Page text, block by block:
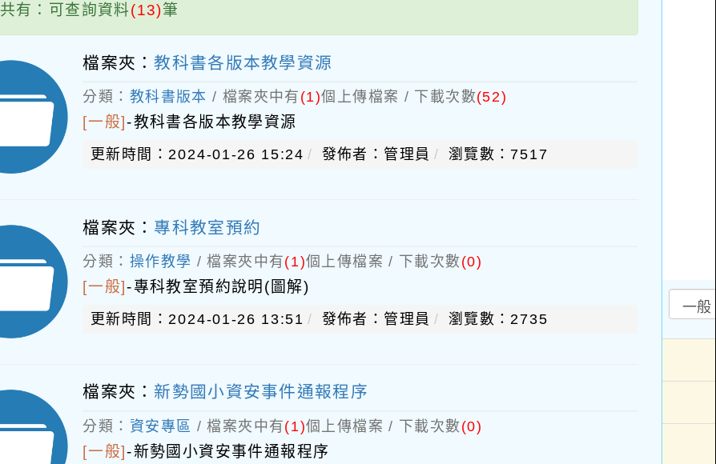
共有：可查詢資料(13)筆
檔案夾：教科書各版本教學資源
分類： 教科書版本 / 檔案夾中有 (1)個上傳檔案 / 下載次數(52)
[一般]-教科書各版本教學資源
更新時間：2024-01-26 15:24 發佈者：管理員 瀏覽數：7517
檔案夾： 專科教室預約
分類： 操作教學 / 檔案夾中有(1)個上傳檔案 / 下載次數(0)
[一般]-專科教室預約說明(圖解)
更新時間：2024-01-26 13:51 發佈者：管理員 瀏覽數：2735
檔案夾： 新勢國小資安事件通報程序
分類： 資安專區 / 檔案夾中有(1)個上傳檔案 / 下載次數(0)
[一般]-新勢國小資安事件通報程序